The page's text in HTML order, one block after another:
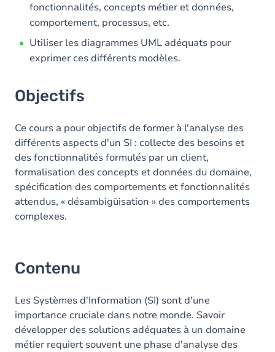
fonctionnalités, concepts métier et données,
comportement, processus, etc.
Utiliser les diagrammes UML adéquats pour
exprimer ces différents modèles.
Objectifs
Ce cours a pour objectifs de former à l'analyse des
différents aspects d'un SI : collecte des besoins et
des fonctionnalités formulés par un client,
formalisation des concepts et données du domaine,
spécification des comportements et fonctionnalités
attendus, « désambigüisation » des comportements
complexes.
Contenu
Les Systèmes d'Information (SI) sont d'une
importance cruciale dans notre monde. Savoir
développer des solutions adéquates à un domaine
métier requiert souvent une phase d'analyse des